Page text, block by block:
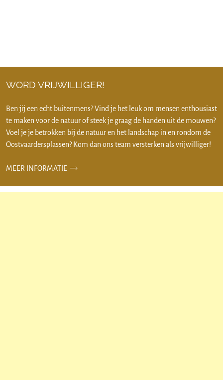
WORD VRIJWILLIGER!
Ben jij een echt buitenmens? Vind je het leuk om mensen enthousiast
te maken voor de natuur of steek je graag de handen uit de mouwen?
Voel je je betrokken bij de natuur en het landschap in en rondom de
Oostvaardersplassen? Kom dan ons team versterken als vrijwilliger!
MEER INFORMATIE